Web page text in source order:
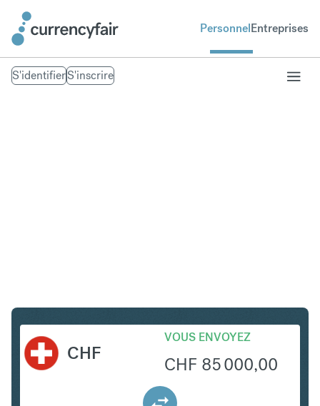
PersonnelEntreprises
S'identifierS'inscrire
CHF
VOUS ENVOYEZ
CHF 85 000,00